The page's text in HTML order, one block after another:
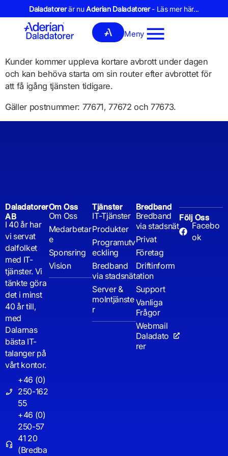
Daladatorerär nuAderian Daladatorer- Läs mer här...
Meny
Kunder kommer uppleva kortare avbrott under dagen
och kan behöva starta om sin router efter avbrottet för
att få igång tjänsten tidigare.
Gäller postnummer: 77671, 77672 och 77673.
Daladatorer
AB
I 40 år har
vi servat
dalfolket
med IT-
tjänster. Vi
tänkte göra
det i minst
40 år till,
med
Dalarnas
bästa IT-
talanger på
vårt kontor.
+46 (0)
250-162
55
+46 (0)
250-57
41 20
(Bredba
Om Oss
Om Oss
Medarbetar
e
Sponsring
Vision
Tjänster
IT-Tjänster
Produkter
Programutv
eckling
Bredband
via stadsnät
Server &
molntjänste
r
Bredband
Bredband
via stadsnät
Privat
Företag
Driftinform
ation
Support
Vanliga
Frågor
Webmail
Daladato
rer
Följ Oss
Facebo
ok